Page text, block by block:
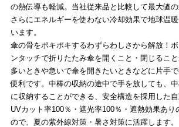
の熱伝導も軽減。当社従来品と比較して最大値の
さらにエネルギーを使わない冷却効果で地球温
います。
傘の骨をポキポキするわずらわしさから解放！
ンタッチで折りたたみ傘を開くこと・閉じるこ
多いときや急いで傘を開きたいときなどに片手
便利です。中棒の収納の途中で手を放しても、
に収納することができる、安全構造を採用した自
UVカット率100％・遮光率100％・遮熱効果あり
ので、夏の紫外線対策・暑さ対策に活躍します。